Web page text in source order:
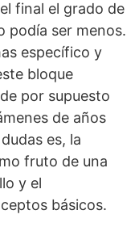
final el grado de
podía ser menos.
específico y
bloque
por supuesto
de años
es, la
fruto de una
y el
básicos.